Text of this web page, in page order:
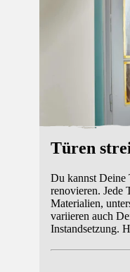
Türen
Du kannst Deine
renovieren. Jede
Materialien,
variieren auch
Instandsetzung.